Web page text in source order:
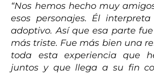
“Nos hemos hecho muy
esos personajes. Él
adoptivo. Así que esa parte
más triste. Fue más bien una
toda esta experiencia que
juntos y que llega a su fin